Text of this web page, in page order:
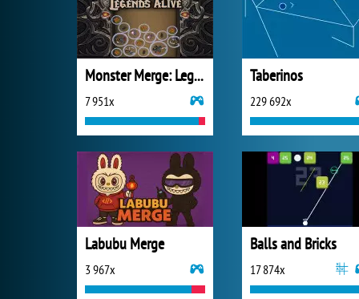
Monster Merge: Legends Alive
7 951x
Taberinos
229 692x
Labubu Merge
3 967x
Balls and Bricks
17 874x